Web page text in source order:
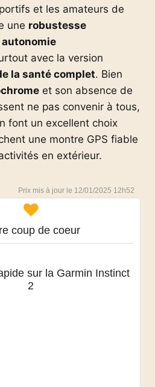
et les amateurs de
une robustesse
autonomie
avec la version
la santé complet. Bien
et son absence de
ne pas convenir à tous,
font un excellent choix
une montre GPS fiable
en extérieur.
12/01/2025 12h52
coup de coeur